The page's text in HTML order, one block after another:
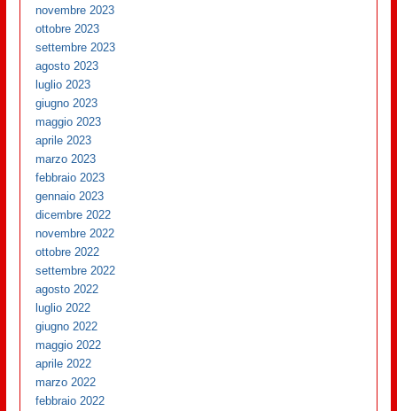
novembre 2023
ottobre 2023
settembre 2023
agosto 2023
luglio 2023
giugno 2023
maggio 2023
aprile 2023
marzo 2023
febbraio 2023
gennaio 2023
dicembre 2022
novembre 2022
ottobre 2022
settembre 2022
agosto 2022
luglio 2022
giugno 2022
maggio 2022
aprile 2022
marzo 2022
febbraio 2022